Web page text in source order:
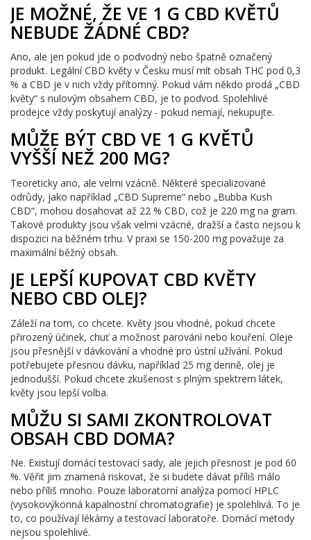
JE MOŽNÉ, ŽE VE 1 G CBD KVĚTŮ
NEBUDE ŽÁDNÉ CBD?
Ano, ale jen pokud jde o podvodný nebo špatně označený
produkt. Legální CBD květy v Česku musí mít obsah THC pod 0,3
% a CBD je v nich vždy přítomný. Pokud vám někdo prodá „CBD
květy“ s nulovým obsahem CBD, je to podvod. Spolehlivé
prodejce vždy poskytují analýzy - pokud nemají, nekupujte.
MŮŽE BÝT CBD VE 1 G KVĚTŮ
VYŠŠÍ NEŽ 200 MG?
Teoreticky ano, ale velmi vzácně. Některé specializované
odrůdy, jako například „CBD Supreme“ nebo „Bubba Kush
CBD“, mohou dosahovat až 22 % CBD, což je 220 mg na gram.
Takové produkty jsou však velmi vzácné, dražší a často nejsou k
dispozici na běžném trhu. V praxi se 150-200 mg považuje za
maximální běžný obsah.
JE LEPŠÍ KUPOVAT CBD KVĚTY
NEBO CBD OLEJ?
Záleží na tom, co chcete. Květy jsou vhodné, pokud chcete
přirozený účinek, chuť a možnost parování nebo kouření. Oleje
jsou přesnější v dávkování a vhodné pro ústní užívání. Pokud
potřebujete přesnou dávku, například 25 mg denně, olej je
jednodušší. Pokud chcete zkušenost s plným spektrem látek,
květy jsou lepší volba.
MŮŽU SI SAMI ZKONTROLOVAT
OBSAH CBD DOMA?
Ne. Existují domácí testovací sady, ale jejich přesnost je pod 60
%. Věřit jim znamená riskovat, že si budete dávat příliš málo
nebo příliš mnoho. Pouze laboratorní analýza pomocí HPLC
(vysokovýkonná kapalnostní chromatografie) je spolehlivá. To je
to, co používají lékárny a testovací laboratoře. Domácí metody
nejsou spolehlivé.